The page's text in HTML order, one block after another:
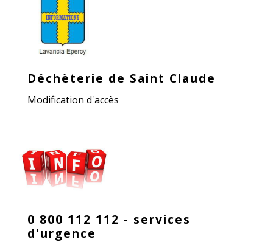
Déchèterie de Saint Claude
Modification d'accès
0 800 112 112 - services
d'urgence